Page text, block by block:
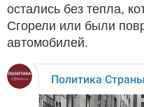
остались без тепла,
Сгорели или были
автомобилей.